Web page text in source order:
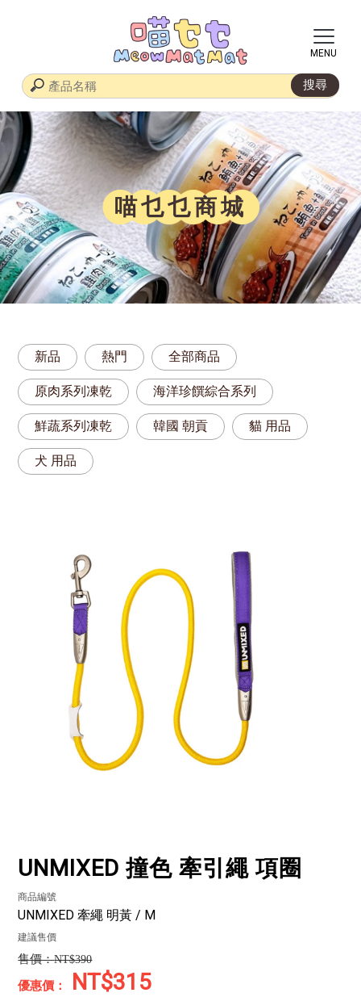
喵乜乜商城
新品 熱門 全部商品
原肉系列凍乾 海洋珍饌綜合系列
鮮蔬系列凍乾 韓國 朝貢 貓 用品
犬 用品
UNMIXED 撞色 牽引繩 項圈
商品編號
UNMIXED 牽繩 明黃 / M
建議售價
NT$390
NT$315